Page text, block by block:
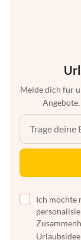
Melde dich für
Ich möchte